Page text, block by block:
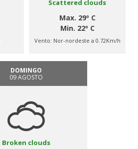
Scattered clouds
Max. 29º C
Min. 22º C
Vento: Nor-nordeste a 0.72Km/h
DOMINGO
09 AGOSTO
Broken clouds